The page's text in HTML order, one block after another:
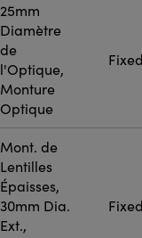
25mm
Diamètre
de
l'Optique,
Monture
Optique
Fixed
Mont. de
Lentilles
Épaisses,
30mm Dia.
Ext.,
Fixed